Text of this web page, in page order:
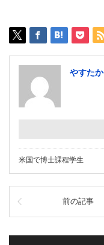
やすたか
米国で博士課程学生
前の記事